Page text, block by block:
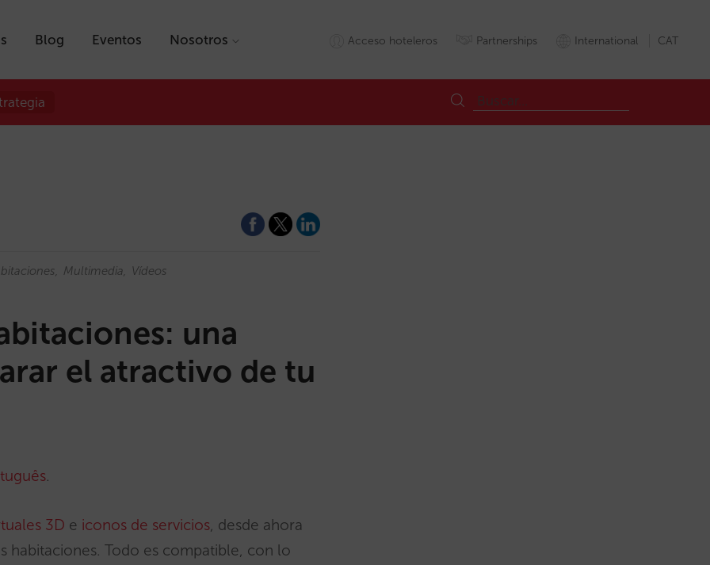
Blog Eventos Nosotros Acceso hoteleros Partnerships International CAT
Multimedia Vídeos
una
el atractivo de tu
.
3D e iconos de servicios, desde ahora
habitaciones. Todo es compatible, con lo